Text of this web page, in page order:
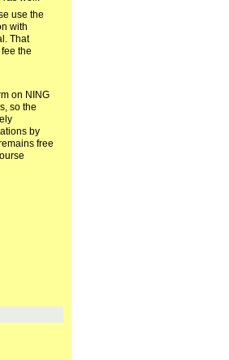
use the
with
That
the
on NING
so the
by
free